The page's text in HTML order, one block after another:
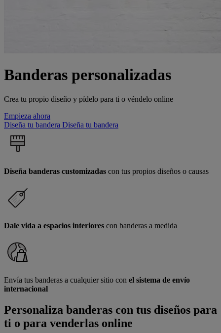
Banderas personalizadas
Crea tu propio diseño y pídelo para ti o véndelo online
Empieza ahora
Diseña tu bandera Diseña tu bandera
Diseña banderas customizadas con tus propios diseños o causas
Dale vida a espacios interiores con banderas a medida
Envía tus banderas a cualquier sitio con el sistema de envío
internacional
Personaliza banderas con tus diseños para
ti o para venderlas online